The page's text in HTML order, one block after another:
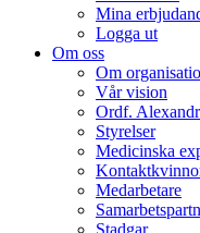
Mina
Logga ut
Om oss
Om
Vår vision
Ordf.
Styrelser
Medicinska
Medarbetare